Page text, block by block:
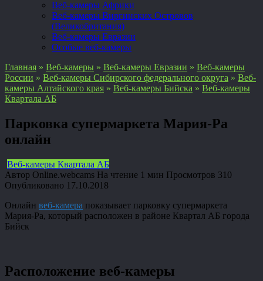
Веб-камеры Африки
Веб-камеры Виргинских Островов
(Великобритания)
Веб-камеры Евразии
Особые веб-камеры
Главная » Веб-камеры » Веб-камеры Евразии » Веб-камеры
России » Веб-камеры Сибирского федерального округа » Веб-
камеры Алтайского края » Веб-камеры Бийска » Веб-камеры
Квартала АБ
Парковка супермаркета Мария-Ра
онлайн
Веб-камеры Квартала АБ
Автор Online.webcams На чтение 1 мин Просмотров 310
Опубликовано 17.10.2018
Онлайн веб-камера показывает парковку супермаркета
Мария-Ра, который расположен в районе Квартал АБ города
Бийск
Расположение веб-камеры